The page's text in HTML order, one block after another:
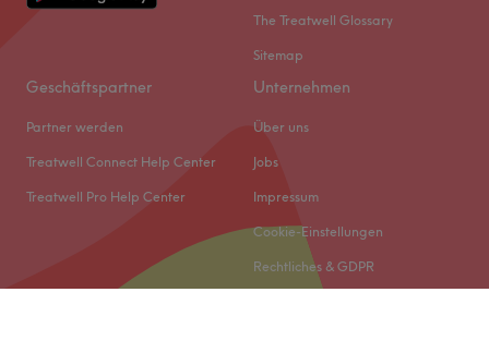
The Treatwell Glossary
Sitemap
Geschäftspartner
Partner werden
Treatwell Connect Help Center
Treatwell Pro Help Center
Unternehmen
Über uns
Jobs
Impressum
Cookie-Einstellungen
Rechtliches & GDPR